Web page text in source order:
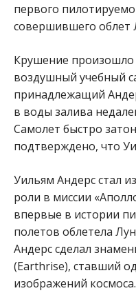
первого
совершившего облет
Крушение произошло
воздушный учебный
принадлежащий
в воды залива
Самолет быстро
подтверждено, что
Уильям Андерс стал
роли в миссии
впервые в истории
полетов облетела
Андерс сделал
(Earthrise), ставший
изображений космоса.